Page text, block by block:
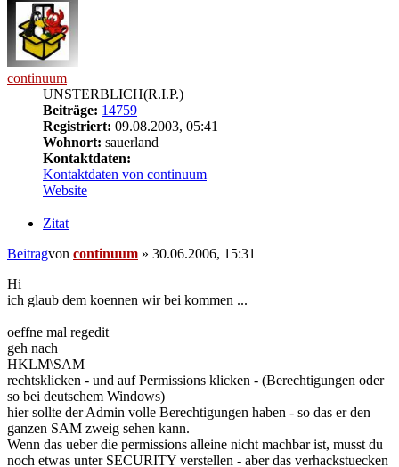
continuum
UNSTERBLICH(R.I.P.)
Beiträge: 14759
Registriert: 09.08.2003, 05:41
Wohnort: sauerland
Kontaktdaten:
Kontaktdaten von continuum
Website
Zitat
Beitragvon continuum » 30.06.2006, 15:31
Hi
ich glaub dem koennen wir bei kommen ...
oeffne mal regedit
geh nach
HKLM\SAM
rechtsklicken - und auf Permissions klicken - (Berechtigungen oder
so bei deutschem Windows)
hier sollte der Admin volle Berechtigungen haben - so das er den
ganzen SAM zweig sehen kann.
Wenn das ueber die permissions alleine nicht machbar ist, musst du
noch etwas unter SECURITY verstellen - aber das verhackstuecken